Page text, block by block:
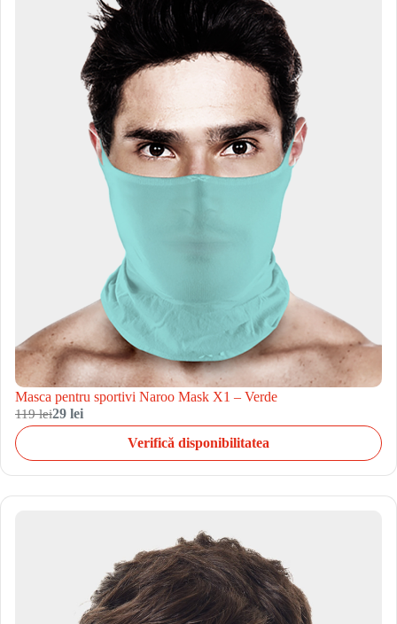
Masca pentru sportivi Naroo Mask X1 – Verde
119 lei29 lei
Verifică disponibilitatea